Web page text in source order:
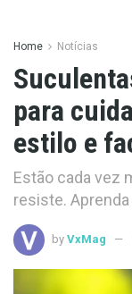
Home Notícias
para
estilo e
Estão cada vez
resiste.
by VxMag